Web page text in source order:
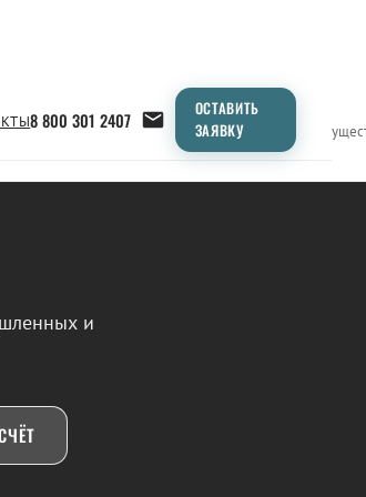
8 800 301 2407
ОСТАВИТЬ
ЗАЯВКУ
Продукция ТипоразмерыСравнение
и